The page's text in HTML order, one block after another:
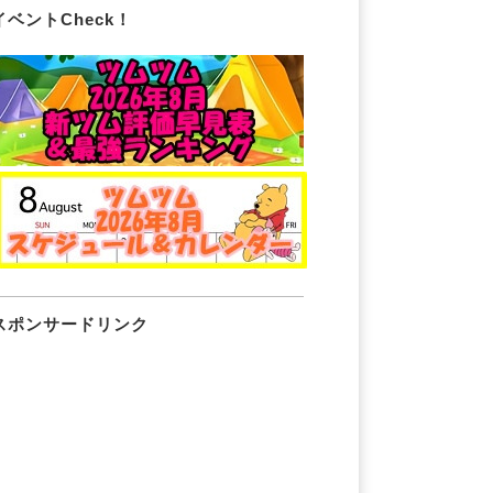
ベントCheck！
ポンサードリンク